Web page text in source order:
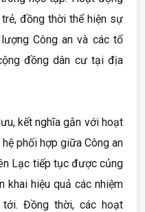
đồng thời thể hiện sự
Công an và các tổ
đồng dân cư tại địa
kết nghĩa gắn với hoạt
phối hợp giữa Công an
Lạc tiếp tục được củng
khai hiệu quả các nhiệm
Đồng thời, các hoạt